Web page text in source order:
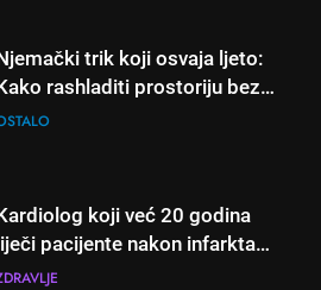
trik koji osvaja ljeto:
rashladiti prostoriju bez
i velikih računa za struju!
koji već 20 godina
liječi pacijente nakon infarkta
Ove 4 jutarnje navike